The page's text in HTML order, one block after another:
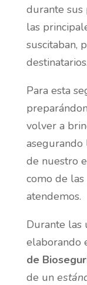
durante sus
las
suscitaban,
destinatarios.
Para esta
volver a
asegurando
de nuestro
como de las
atendemos.
Durante las
elaborando
de
de un